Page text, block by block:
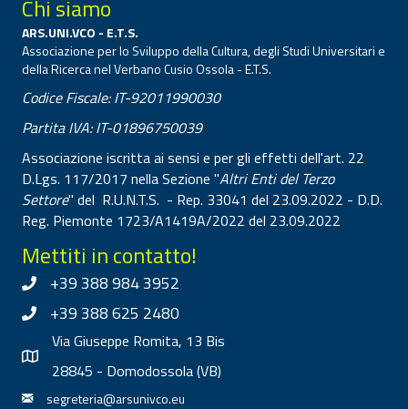
Chi siamo
ARS.UNI.VCO - E.T.S.
Associazione per lo Sviluppo della Cultura, degli Studi Universitari e
della Ricerca nel Verbano Cusio Ossola - E.T.S.
Codice Fiscale: IT-92011990030
Partita IVA: IT-01896750039
Associazione iscritta ai sensi e per gli effetti dell'art. 22
D.Lgs. 117/2017 nella Sezione "Altri Enti del Terzo
Settore" del R.U.N.T.S. - Rep. 33041 del 23.09.2022 - D.D.
Reg. Piemonte 1723/A1419A/2022 del 23.09.2022
Mettiti in contatto!
+39 388 984 3952
+39 388 625 2480
Via Giuseppe Romita, 13 Bis
28845 - Domodossola (VB)
segreteria@arsunivco.eu